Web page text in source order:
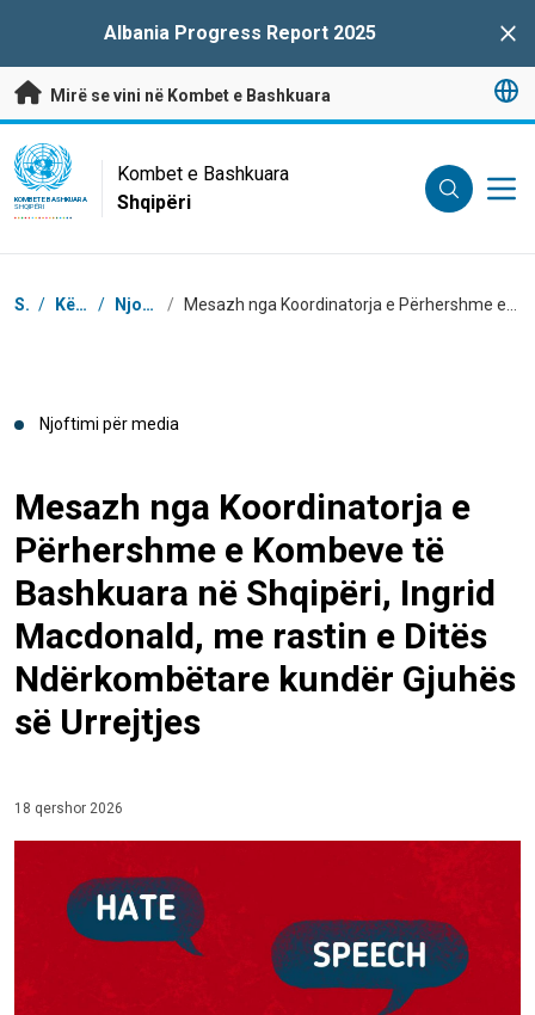
Albania Progress Report 2025
Mirë se vini në Kombet e Bashkuara
UN Logo
KOMBET E BASHKUARA
SHQIPËRI
Kombet e Bashkuara
Shqipëri
Breadcrumb
Shtëpi / Këndi i Medias / Njoftime për media /
Njoftimi për media
Mesazh nga Koordinatorja e
Përhershme e Kombeve të
Bashkuara në Shqipëri, Ingrid
Macdonald, me rastin e Ditës
Ndërkombëtare kundër Gjuhës
së Urrejtjes
18 qershor 2026